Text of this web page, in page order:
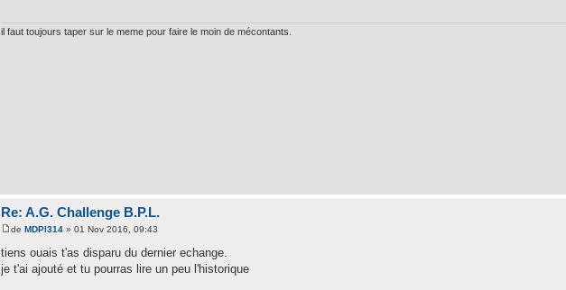
il faut toujours taper sur le meme pour faire le moin de mécontants.
Re: A.G. Challenge B.P.L.
de MDPI314 » 01 Nov 2016, 09:43
tiens ouais t'as disparu du dernier echange.
je t'ai ajouté et tu pourras lire un peu l'historique